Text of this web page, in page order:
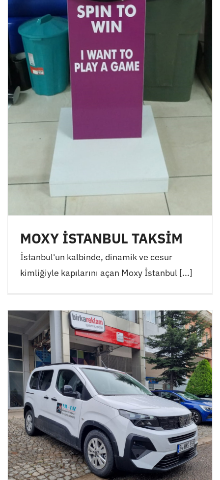
MOXY İSTANBUL TAKSİM
İstanbul'un kalbinde, dinamik ve cesur
kimliğiyle kapılarını açan Moxy İstanbul [...]